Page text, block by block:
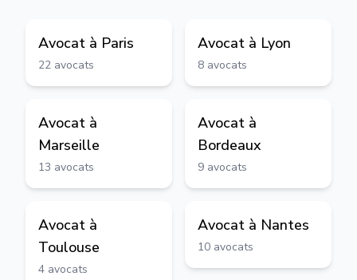
Avocat à Paris
22 avocats
Avocat à Lyon
8 avocats
Avocat à
Marseille
13 avocats
Avocat à
Bordeaux
9 avocats
Avocat à
Toulouse
4 avocats
Avocat à Nantes
10 avocats